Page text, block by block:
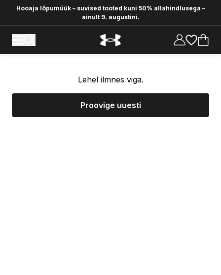
Hooaja lõpumüük – suvised tooted kuni 50% allahindlusega –
ainult 9. augustini.
Lehel ilmnes viga.
Proovige uuesti